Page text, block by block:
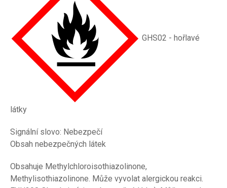
GHS02 - hořlavé
látky
Signální slovo: Nebezpečí
Obsah nebezpečných látek
Obsahuje Methylchloroisothiazolinone,
Methylisothiazolinone. Může vyvolat alergickou reakci.